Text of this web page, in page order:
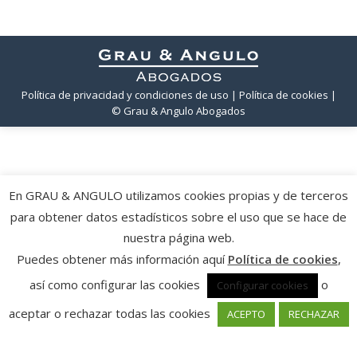
Política de privacidad y condiciones de uso | Política de cookies |
© Grau & Angulo Abogados
En GRAU & ANGULO utilizamos cookies propias y de terceros
para obtener datos estadísticos sobre el uso que se hace de
nuestra página web.
Puedes obtener más información aquí Política de cookies,
así como configurar las cookies
Configurar cookies
o
aceptar o rechazar todas las cookies
ACEPTO RECHAZAR